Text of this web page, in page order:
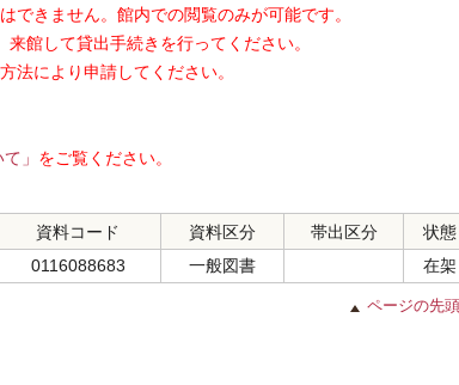
きません。館内での閲覧のみが可能です。
館して貸出手続きを行ってください。
法により申請してください。
」 をご覧ください。
資料コード 資料区分 帯出区分
状態
0116088683 一般図書 在架
ページの先